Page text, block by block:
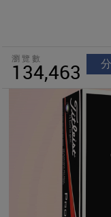
瀏覽數
134,463